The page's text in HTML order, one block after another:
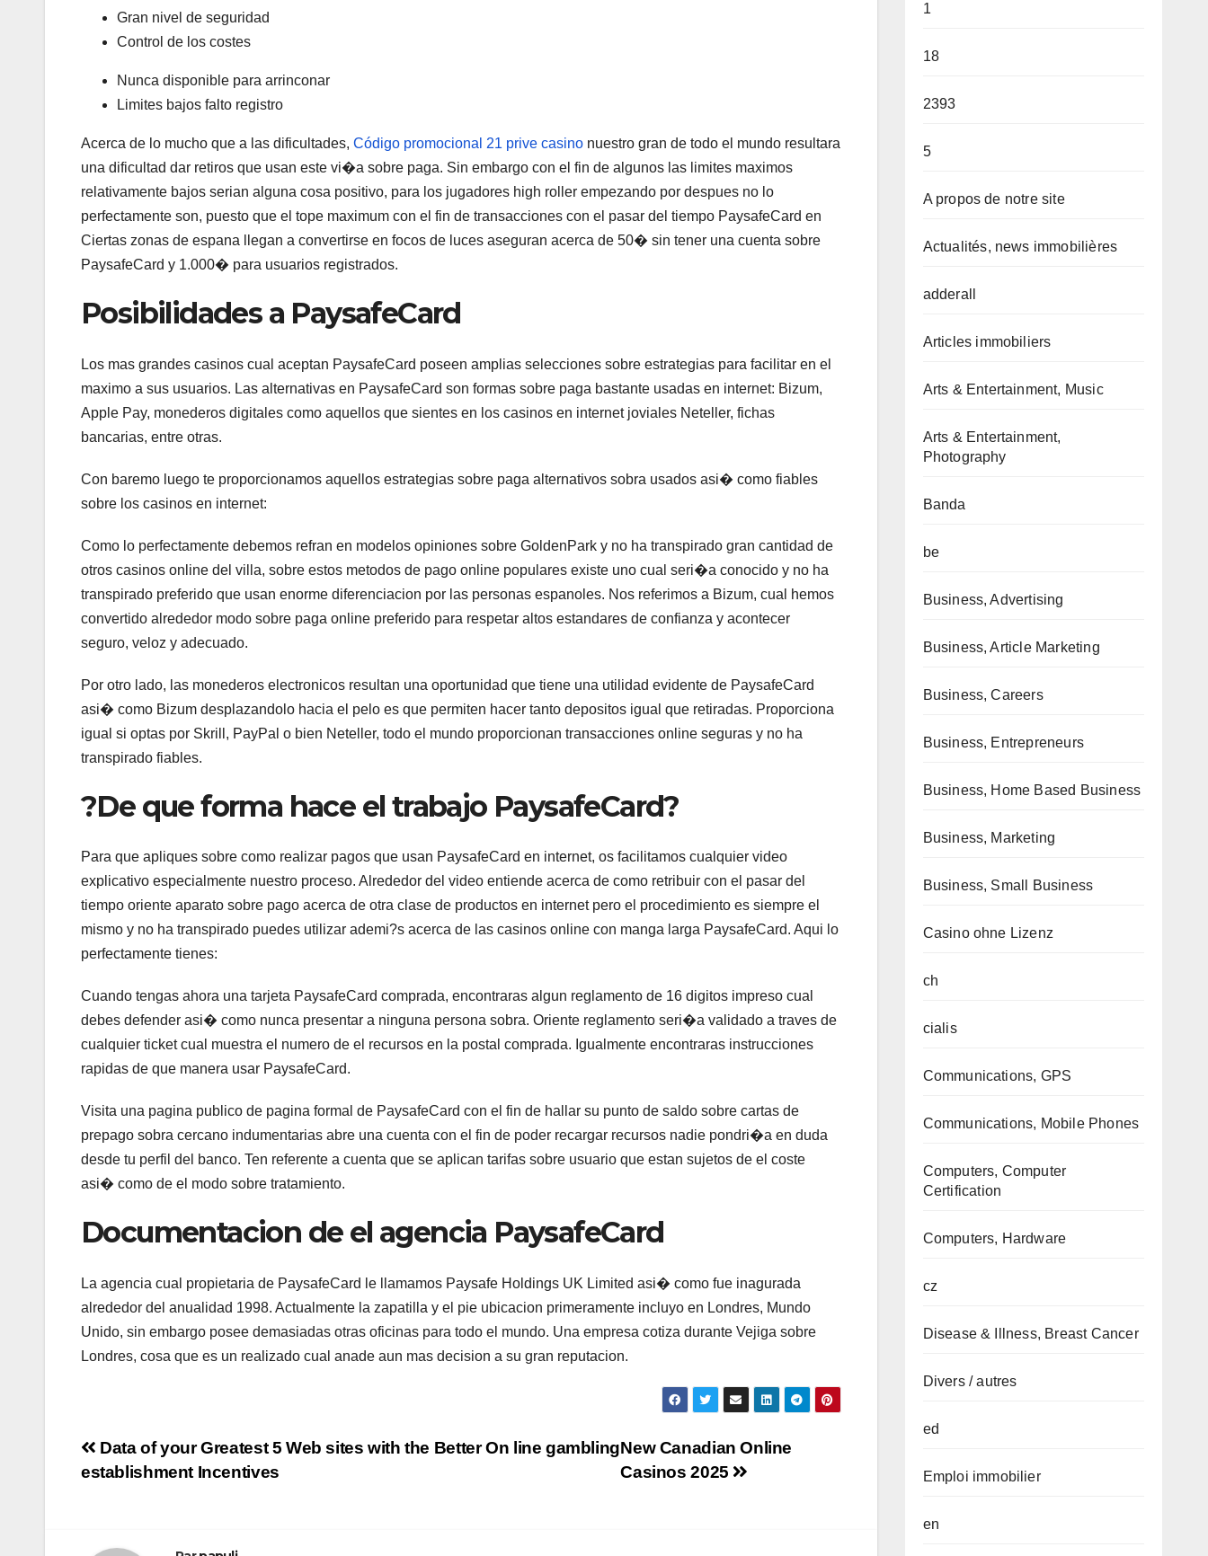
Gran nivel de seguridad
Control de los costes
Nunca disponible para arrinconar
Limites bajos falto registro
Acerca de lo mucho que a las dificultades, Código promocional 21 prive casino nuestro gran de todo el mundo resultara
una dificultad dar retiros que usan este vi�a sobre paga. Sin embargo con el fin de algunos las limites maximos
relativamente bajos serian alguna cosa positivo, para los jugadores high roller empezando por despues no lo
perfectamente son, puesto que el tope maximum con el fin de transacciones con el pasar del tiempo PaysafeCard en
Ciertas zonas de espana llegan a convertirse en focos de luces aseguran acerca de 50� sin tener una cuenta sobre
PaysafeCard y 1.000� para usuarios registrados.
Posibilidades a PaysafeCard
Los mas grandes casinos cual aceptan PaysafeCard poseen amplias selecciones sobre estrategias para facilitar en el
maximo a sus usuarios. Las alternativas en PaysafeCard son formas sobre paga bastante usadas en internet: Bizum,
Apple Pay, monederos digitales como aquellos que sientes en los casinos en internet joviales Neteller, fichas
bancarias, entre otras.
Con baremo luego te proporcionamos aquellos estrategias sobre paga alternativos sobra usados asi� como fiables
sobre los casinos en internet:
Como lo perfectamente debemos refran en modelos opiniones sobre GoldenPark y no ha transpirado gran cantidad de
otros casinos online del villa, sobre estos metodos de pago online populares existe uno cual seri�a conocido y no ha
transpirado preferido que usan enorme diferenciacion por las personas espanoles. Nos referimos a Bizum, cual hemos
convertido alrededor modo sobre paga online preferido para respetar altos estandares de confianza y acontecer
seguro, veloz y adecuado.
Por otro lado, las monederos electronicos resultan una oportunidad que tiene una utilidad evidente de PaysafeCard
asi� como Bizum desplazandolo hacia el pelo es que permiten hacer tanto depositos igual que retiradas. Proporciona
igual si optas por Skrill, PayPal o bien Neteller, todo el mundo proporcionan transacciones online seguras y no ha
transpirado fiables.
?De que forma hace el trabajo PaysafeCard?
Para que apliques sobre como realizar pagos que usan PaysafeCard en internet, os facilitamos cualquier video
explicativo especialmente nuestro proceso. Alrededor del video entiende acerca de como retribuir con el pasar del
tiempo oriente aparato sobre pago acerca de otra clase de productos en internet pero el procedimiento es siempre el
mismo y no ha transpirado puedes utilizar ademi?s acerca de las casinos online con manga larga PaysafeCard. Aqui lo
perfectamente tienes:
Cuando tengas ahora una tarjeta PaysafeCard comprada, encontraras algun reglamento de 16 digitos impreso cual
debes defender asi� como nunca presentar a ninguna persona sobra. Oriente reglamento seri�a validado a traves de
cualquier ticket cual muestra el numero de el recursos en la postal comprada. Igualmente encontraras instrucciones
rapidas de que manera usar PaysafeCard.
Visita una pagina publico de pagina formal de PaysafeCard con el fin de hallar su punto de saldo sobre cartas de
prepago sobra cercano indumentarias abre una cuenta con el fin de poder recargar recursos nadie pondri�a en duda
desde tu perfil del banco. Ten referente a cuenta que se aplican tarifas sobre usuario que estan sujetos de el coste
asi� como de el modo sobre tratamiento.
Documentacion de el agencia PaysafeCard
La agencia cual propietaria de PaysafeCard le llamamos Paysafe Holdings UK Limited asi� como fue inagurada
alrededor del anualidad 1998. Actualmente la zapatilla y el pie ubicacion primeramente incluyo en Londres, Mundo
Unido, sin embargo posee demasiadas otras oficinas para todo el mundo. Una empresa cotiza durante Vejiga sobre
Londres, cosa que es un realizado cual anade aun mas decision a su gran reputacion.
Navigation
New Canadian Online
Casinos 2025
Data of your Greatest 5 Web sites with the Better On line gambling
establishment Incentives
1
18
2393
5
A propos de notre site
Actualités, news immobilières
adderall
Articles immobiliers
Arts & Entertainment, Music
Arts & Entertainment,
Photography
Banda
be
Business, Advertising
Business, Article Marketing
Business, Careers
Business, Entrepreneurs
Business, Home Based Business
Business, Marketing
Business, Small Business
Casino ohne Lizenz
ch
cialis
Communications, GPS
Communications, Mobile Phones
Computers, Computer
Certification
Computers, Hardware
cz
Disease & Illness, Breast Cancer
Divers / autres
ed
Emploi immobilier
en